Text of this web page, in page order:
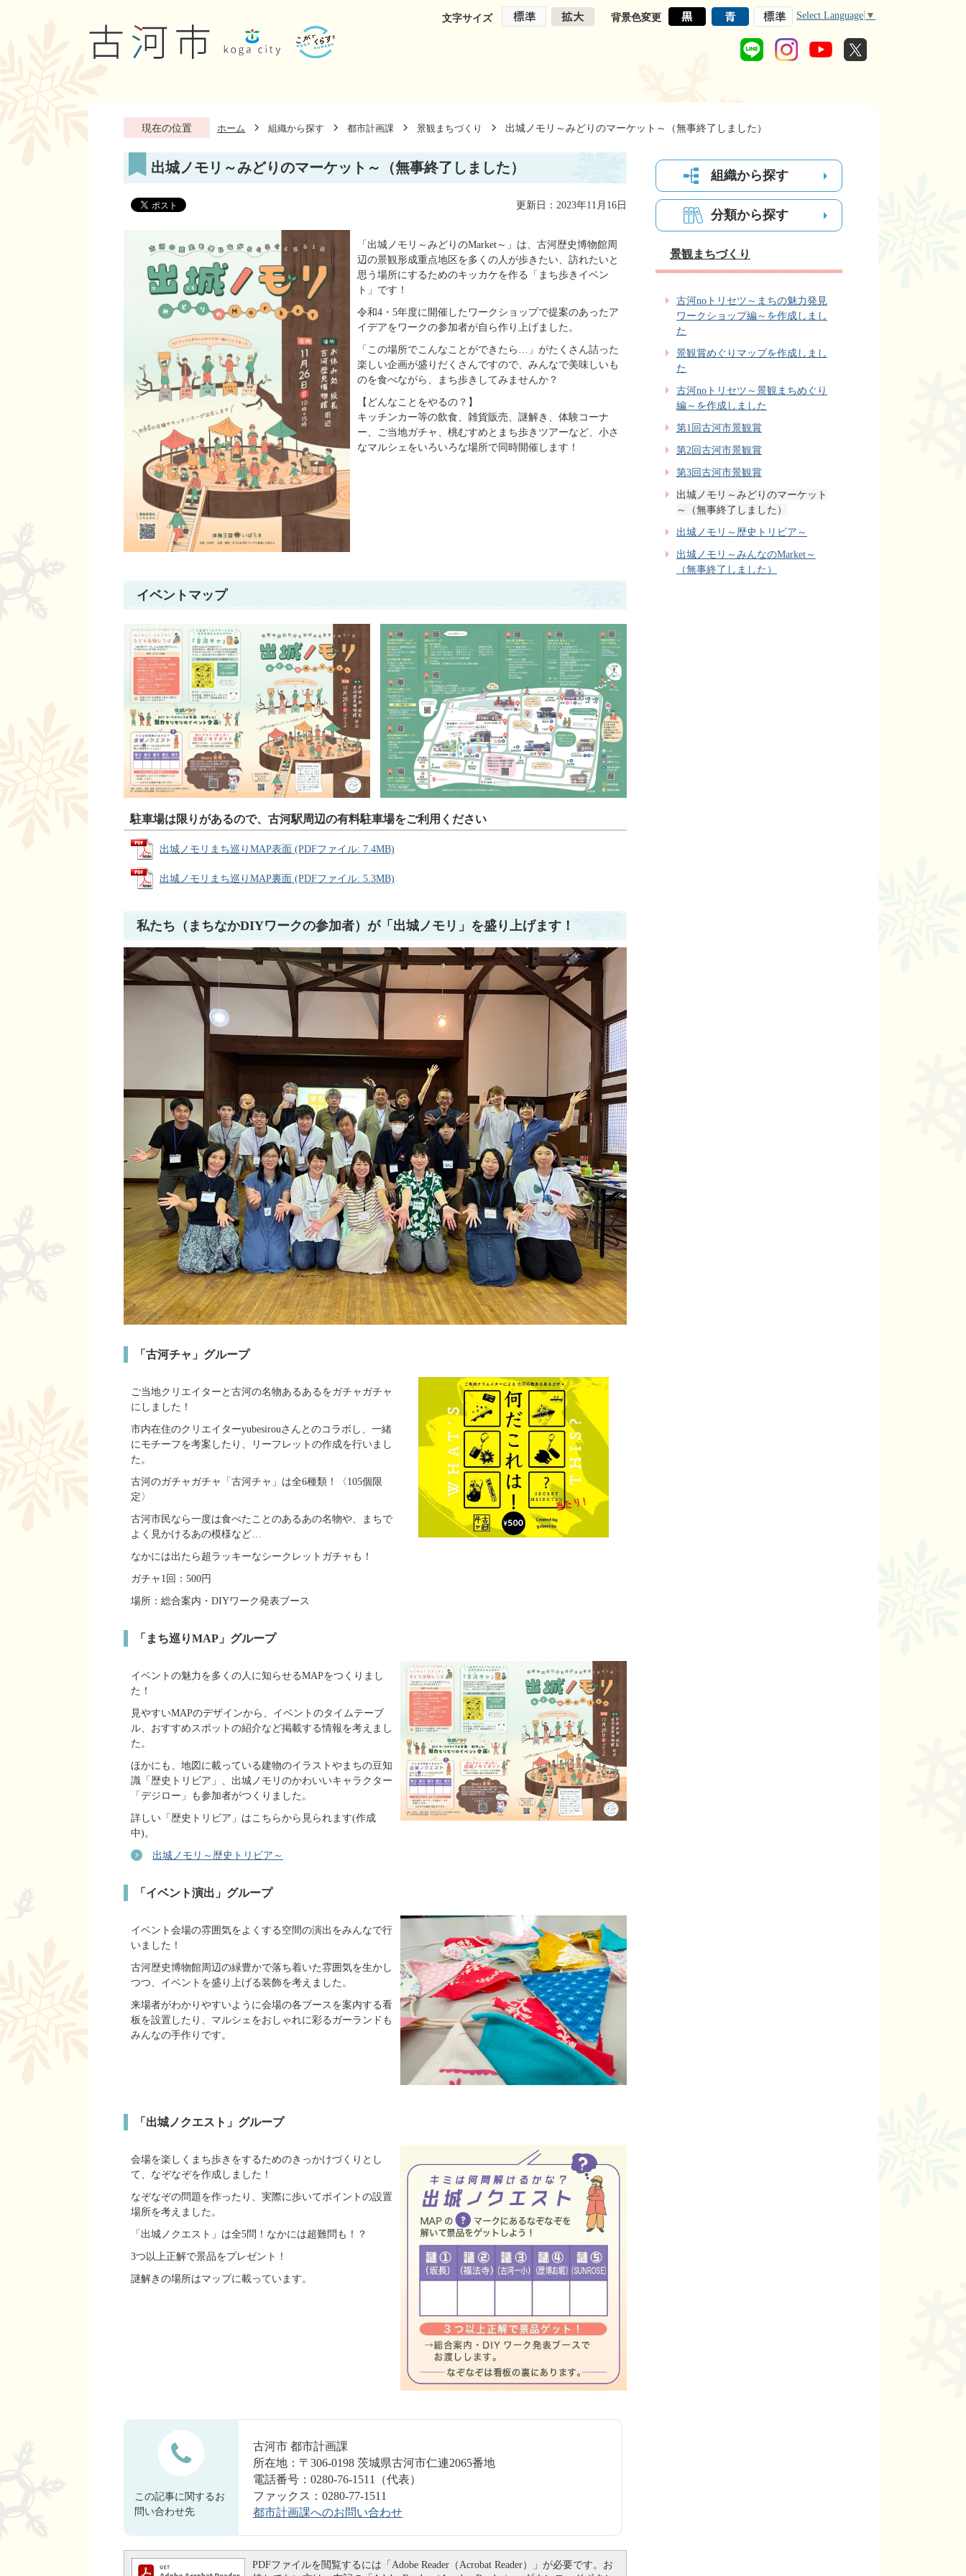
文字サイズ 背景色変更 Select Language ▼
現在の位置 ホーム 組織から探す 都市計画課 景観まちづくり 出城ノモリ～みどりのマーケット～（無事終了しました）
出城ノモリ～みどりのマーケット～（無事終了しました）
更新日：2023年11月16日
「出城ノモリ～みどりのMarket～」は、古河歴史博物館周
辺の景観形成重点地区を多くの人が歩きたい、訪れたいと
思う場所にするためのキッカケを作る「まち歩きイベン
ト」です！
令和4・5年度に開催したワークショップで提案のあったア
イデアをワークの参加者が自ら作り上げました。
「この場所でこんなことができたら…」がたくさん詰った
楽しい企画が盛りだくさんですので、みんなで美味しいも
のを食べながら、まち歩きしてみませんか？
【どんなことをやるの？】
キッチンカー等の飲食、雑貨販売、謎解き、体験コーナ
ー、ご当地ガチャ、桃むすめとまち歩きツアーなど、小さ
なマルシェをいろいろな場所で同時開催します！
イベントマップ
駐車場は限りがあるので、古河駅周辺の有料駐車場をご利用ください
出城ノモリまち巡りMAP表面 (PDFファイル: 7.4MB)
出城ノモリまち巡りMAP裏面 (PDFファイル: 5.3MB)
私たち（まちなかDIYワークの参加者）が「出城ノモリ」を盛り上げます！
「古河チャ」グループ
ご当地クリエイターと古河の名物あるあるをガチャガチャ
にしました！
市内在住のクリエイターyubesirouさんとのコラボし、一緒
にモチーフを考案したり、リーフレットの作成を行いまし
た。
古河のガチャガチャ「古河チャ」は全6種類！〈105個限
定〉
古河市民なら一度は食べたことのあるあの名物や、まちで
よく見かけるあの模様など…
なかには出たら超ラッキーなシークレットガチャも！
ガチャ1回：500円
場所：総合案内・DIYワーク発表ブース
「まち巡りMAP」グループ
イベントの魅力を多くの人に知らせるMAPをつくりまし
た！
見やすいMAPのデザインから、イベントのタイムテーブ
ル、おすすめスポットの紹介など掲載する情報を考えまし
た。
ほかにも、地図に載っている建物のイラストやまちの豆知
識「歴史トリビア」、出城ノモリのかわいいキャラクター
「デジロー」も参加者がつくりました。
詳しい「歴史トリビア」はこちらから見られます(作成
中)。
出城ノモリ～歴史トリビア～
「イベント演出」グループ
イベント会場の雰囲気をよくする空間の演出をみんなで行
いました！
古河歴史博物館周辺の緑豊かで落ち着いた雰囲気を生かし
つつ、イベントを盛り上げる装飾を考えました。
来場者がわかりやすいように会場の各ブースを案内する看
板を設置したり、マルシェをおしゃれに彩るガーランドも
みんなの手作りです。
「出城ノクエスト」グループ
会場を楽しくまち歩きをするためのきっかけづくりとし
て、なぞなぞを作成しました！
なぞなぞの問題を作ったり、実際に歩いてポイントの設置
場所を考えました。
「出城ノクエスト」は全5問！なかには超難問も！？
3つ以上正解で景品をプレゼント！
謎解きの場所はマップに載っています。
この記事に関するお
問い合わせ先
古河市 都市計画課
所在地：〒306-0198 茨城県古河市仁連2065番地
電話番号：0280-76-1511（代表）
ファックス：0280-77-1511
都市計画課へのお問い合わせ
PDFファイルを閲覧するには「Adobe Reader（Acrobat Reader）」が必要です。お
組織から探す
分類から探す
景観まちづくり
古河noトリセツ～まちの魅力発見
ワークショップ編～を作成しまし
た
景観賞めぐりマップを作成しまし
た
古河noトリセツ～景観まちめぐり
編～を作成しました
第1回古河市景観賞
第2回古河市景観賞
第3回古河市景観賞
出城ノモリ～みどりのマーケット
～（無事終了しました）
出城ノモリ～歴史トリビア～
出城ノモリ～みんなのMarket～
（無事終了しました）